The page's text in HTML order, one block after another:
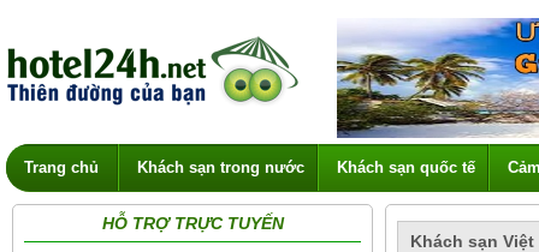
Trang chủ Khách sạn trong nước Khách sạn quốc tế
HỖ TRỢ TRỰC TUYẾN
Khách sạn Việt